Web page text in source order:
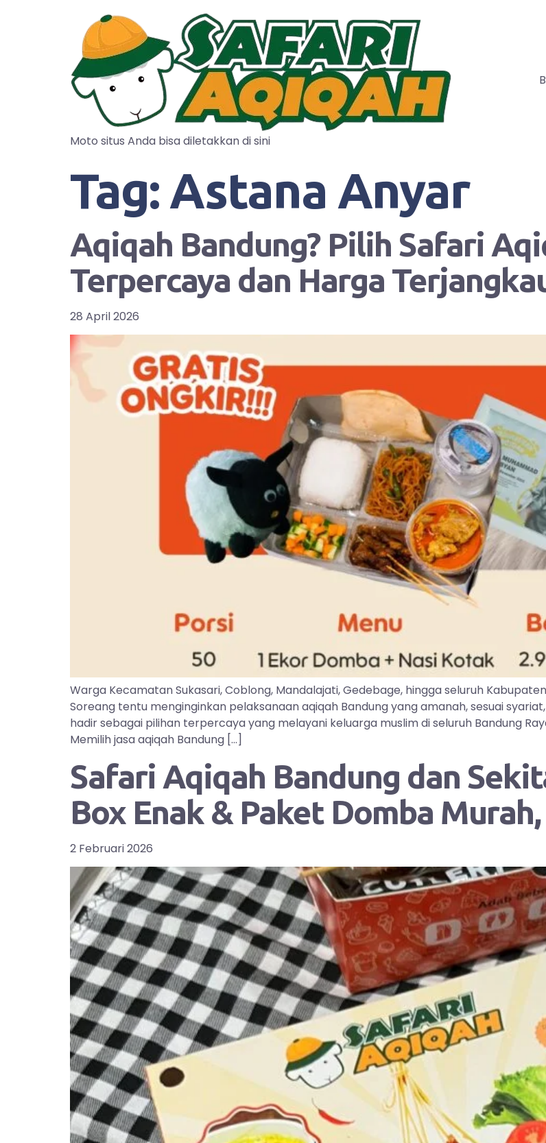
Moto situs Anda bisa diletakkan di sini
Tag: Astana Anyar
Aqiqah Bandung? Pilih Safari
Terpercaya dan Harga
28 April 2026
Warga Kecamatan Sukasari, Coblong, Mandalajati, Gedebage, hingga seluruh
Soreang tentu menginginkan pelaksanaan aqiqah Bandung yang amanah, sesuai
hadir sebagai pilihan terpercaya yang melayani keluarga muslim di seluruh Bandung
Memilih jasa aqiqah Bandung […]
Safari Aqiqah Bandung dan
Box Enak & Paket Domba
2 Februari 2026